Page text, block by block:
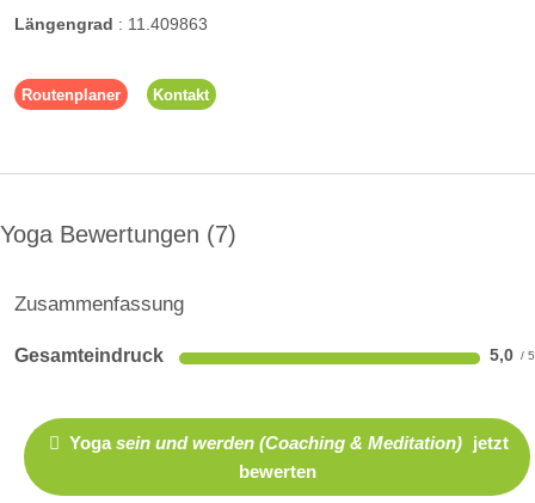
Längengrad : 11.409863
Routenplaner Kontakt
Yoga Bewertungen 7
Zusammenfassung
Gesamteindruck 5,0
Yogasein und werden (Coaching & Meditation) jetzt
bewerten